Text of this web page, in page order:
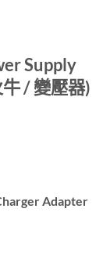
Supply
/ 變壓器)
Adapter